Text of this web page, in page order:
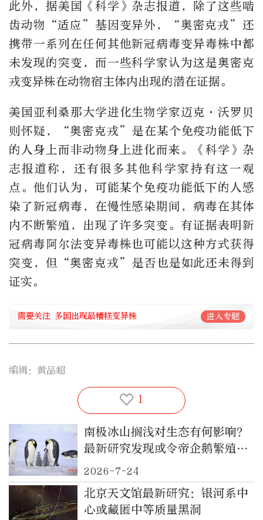
此外，据美国《科学》杂志报道，除了这些啮
齿动物“适应”基因变异外，“奥密克戎”还
携带一系列在任何其他新冠病毒变异毒株中都
未发现的突变，而一些科学家认为这是奥密克
戎变异株在动物宿主体内出现的潜在证据。
美国亚利桑那大学进化生物学家迈克·沃罗贝
则怀疑，“奥密克戎”是在某个免疫功能低下
的人身上而非动物身上进化而来。《科学》杂
志报道称，还有很多其他科学家持有这一观
点。他们认为，可能某个免疫功能低下的人感
染了新冠病毒，在慢性感染期间，病毒在其体
内不断繁殖，出现了许多突变。有证据表明新
冠病毒阿尔法变异毒株也可能以这种方式获得
突变，但“奥密克戎”是否也是如此还未得到
证实。
需要关注 多国出现最糟糕变异株 进入专题
编辑：黄品超
1
南极冰山搁浅对生态有何影响？
最新研究发现或令帝企鹅繁殖受
挫
2026-7-24
北京天文馆最新研究：银河系中
心或藏匿中等质量黑洞